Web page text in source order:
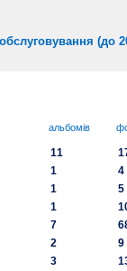
(до
альбомів
11
1 4
1 5
1
7
2 9
3